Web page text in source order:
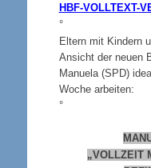
HBF-VOLLTEXT-
°
Eltern mit Kindern
Ansicht der neuen
Manuela (SPD)
Woche arbeiten:
°
„VOLLZEIT